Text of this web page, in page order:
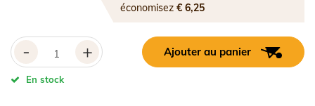
économisez€ 6,25
- + Ajouter au panier
En stock